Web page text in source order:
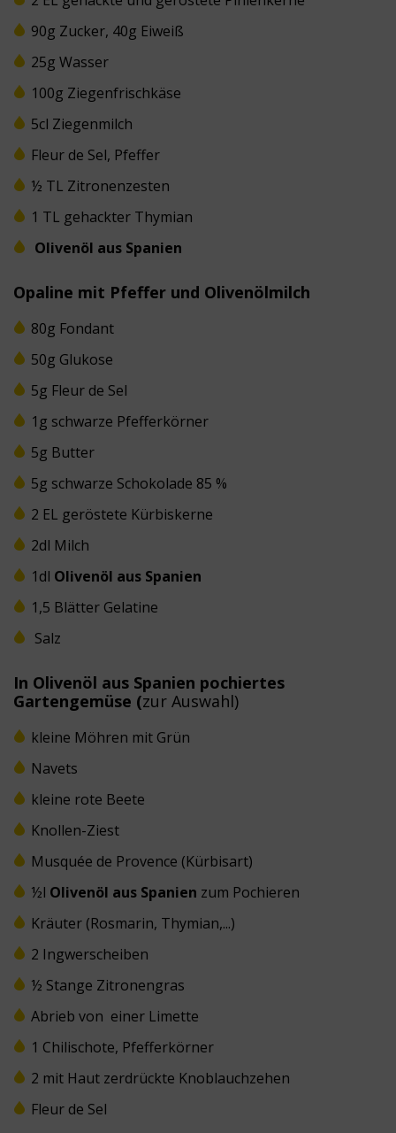
90g Zucker, 40g Eiweiß
25g Wasser
100g Ziegenfrischkäse
5cl Ziegenmilch
Fleur de Sel, Pfeffer
½ TL Zitronenzesten
1 TL gehackter Thymian
Olivenöl aus Spanien
Opaline mit Pfeffer und Olivenölmilch
80g Fondant
50g Glukose
5g Fleur de Sel
1g schwarze Pfefferkörner
5g Butter
5g schwarze Schokolade 85 %
2 EL geröstete Kürbiskerne
2dl Milch
1dl Olivenöl aus Spanien
1,5 Blätter Gelatine
Salz
In Olivenöl aus Spanien pochiertes
Gartengemüse (zur Auswahl)
kleine Möhren mit Grün
Navets
kleine rote Beete
Knollen-Ziest
Musquée de Provence (Kürbisart)
½l Olivenöl aus Spanien zum Pochieren
Kräuter (Rosmarin, Thymian,...)
2 Ingwerscheiben
½ Stange Zitronengras
Abrieb von einer Limette
1 Chilischote, Pfefferkörner
2 mit Haut zerdrückte Knoblauchzehen
Fleur de Sel